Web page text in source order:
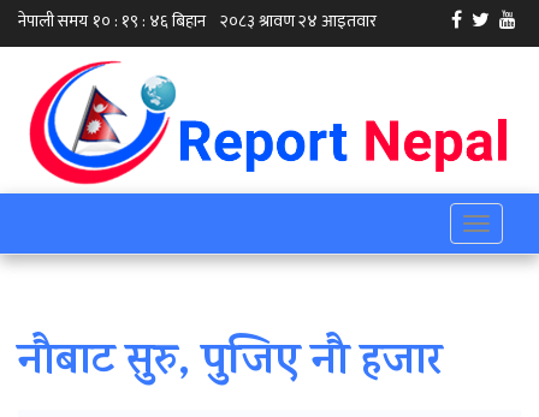
Toggle
नौबाट सुरु, पुजिए नौ हजार